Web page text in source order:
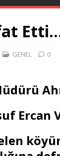
GENEL 0
Ercan